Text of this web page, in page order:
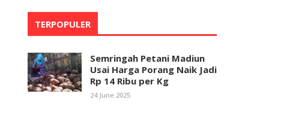
TERPOPULER
Semringah Petani Madiun
Usai Harga Porang Naik Jadi
Rp 14 Ribu per Kg
24 June 2025